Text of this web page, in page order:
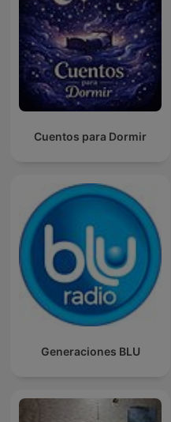
Cuentos para Dormir
Generaciones BLU